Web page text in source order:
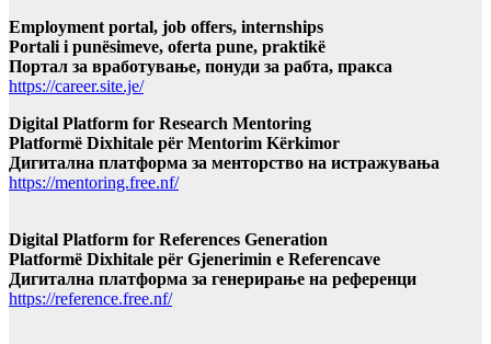
Employment portal, job offers, internships
Portali i punësimeve, oferta pune, praktikë
Портал за вработување, понуди за рабта, пракса
https://career.site.je/
Digital Platform for Research Mentoring
Platformë Dixhitale për Mentorim Kërkimor
Дигитална платформа за менторство на истражувања
https://mentoring.free.nf/
Digital Platform for References Generation
Platformë Dixhitale për Gjenerimin e Referencave
Дигитална платформа за генерирање на референци
https://reference.free.nf/